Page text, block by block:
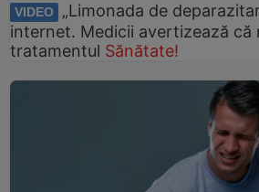
VIDEO
„Limonada de
internet. Medicii avertizează că
tratamentul Sănătate!